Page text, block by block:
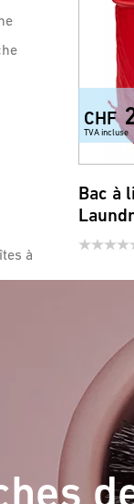
à
CHF
TVA incluse
Bac à